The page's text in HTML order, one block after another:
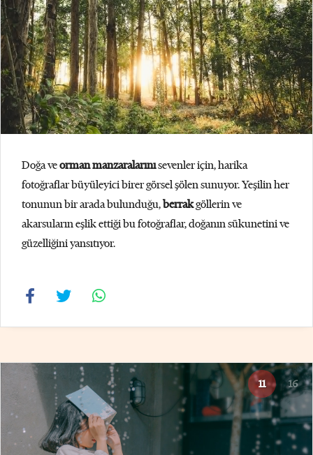
Doğa veorman manzaralarınısevenler için, harika
fotoğraflar büyüleyici birer görsel şölen sunuyor. Yeşilin her
tonunun bir arada bulunduğu,berrakgöllerin ve
akarsuların eşlik ettiği bu fotoğraflar, doğanın sükunetini ve
güzelliğini yansıtıyor.
11 16